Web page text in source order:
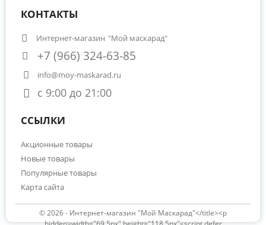
КОНТАКТЫ
Интернет-магазин "Мой маскарад"
+7 (966) 324-63-85
info@moy-maskarad.ru
с 9:00 до 21:00
ССЫЛКИ
Акционные товары
Новые товары
Популярные товары
Карта сайта
© 2026 - Интернет-магазин "Мой Маскарад"</title><p